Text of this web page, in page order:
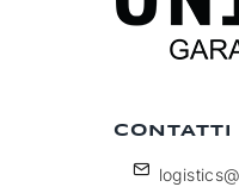
CONTATTI